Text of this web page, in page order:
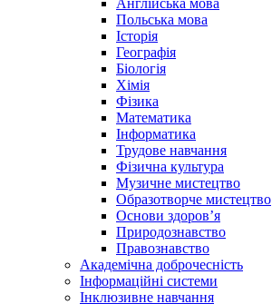
Англійська мова
Польська мова
Історія
Географія
Біологія
Хімія
Фізика
Математика
Інформатика
Трудове навчання
Фізична культура
Музичне мистецтво
Образотворче мистецтво
Основи здоров’я
Природознавство
Правознавство
Академічна доброчесність
Інформаційні системи
Інклюзивне навчання